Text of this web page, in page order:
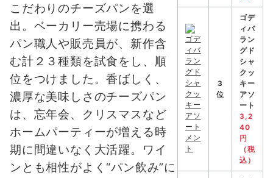
こだわりのチーズパンを選
出。ベーカリー売場に携わる
パン職人や販売員が、新作含
む計２３種類を試食をし、順
位をつけました。香ばしく、
濃厚な美味しさのチーズパン
は、忘年会、クリスマスなど
ホームパーティーが増える時
期に間違いなく大活躍。ワイ
ンとも相性がよく“パン飲み”に
3
位
ゴデ
ィバ
ラン
グド
シャ
クッ
キー
アソ
ート
3,2
40
円
（税
込）